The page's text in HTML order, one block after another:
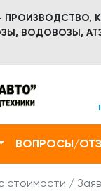
ВОДОВОЗЫ,
ВОПРОСЫ/
стоимости /